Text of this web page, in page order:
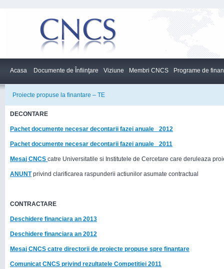
Acasa Documente de Înfiinţare Viziune Membri CNCS Programe de
Proiecte propuse la finantare – TE
DECONTARE
Pachet documente necesar decontarii fazei anuale_ 2012
Pachet documente necesar decontarii fazei anuale_ 2011
Mesaj CNCS catre Universitatile si Institutele de Cercetare care deruleaza
ANUNTprivind clarificarea raspunderii actiunilor asumate contractual
CONTRACTARE
Deschidere financiara an 2013
Deschidere financiara an 2012
Mesaj CNCS catre directorii de proiecte propuse spre finantare
Comunicat CNCS privind rezultatele Competitiei 2011